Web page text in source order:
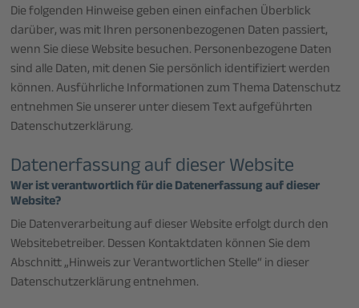
Die folgenden Hinweise geben einen einfachen Überblick
darüber, was mit Ihren personenbezogenen Daten passiert,
wenn Sie diese Website besuchen. Personenbezogene Daten
sind alle Daten, mit denen Sie persönlich identifiziert werden
können. Ausführliche Informationen zum Thema Datenschutz
entnehmen Sie unserer unter diesem Text aufgeführten
Datenschutzerklärung.
Datenerfassung auf dieser Website
Wer ist verantwortlich für die Datenerfassung auf dieser
Website?
Die Datenverarbeitung auf dieser Website erfolgt durch den
Websitebetreiber. Dessen Kontaktdaten können Sie dem
Abschnitt „Hinweis zur Verantwortlichen Stelle“ in dieser
Datenschutzerklärung entnehmen.